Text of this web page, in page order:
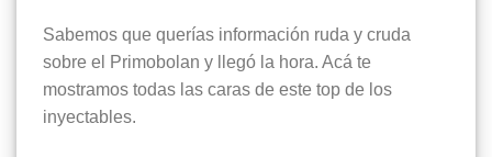
Sabemos que querías información ruda y cruda
sobre el Primobolan y llegó la hora. Acá te
mostramos todas las caras de este top de los
inyectables.